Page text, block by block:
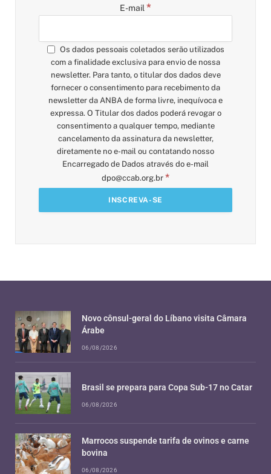
E-mail *
Os dados pessoais coletados serão utilizados
com a finalidade exclusiva para envio de nossa
newsletter. Para tanto, o titular dos dados deve
fornecer o consentimento para recebimento da
newsletter da ANBA de forma livre, inequívoca e
expressa. O Titular dos dados poderá revogar o
consentimento a qualquer tempo, mediante
cancelamento da assinatura da newsletter,
diretamente no e-mail ou contatando nosso
Encarregado de Dados através do e-mail
dpo@ccab.org.br *
Novo cônsul-geral do Líbano visita Câmara
Árabe
06/08/2026
Brasil se prepara para Copa Sub-17 no Catar
06/08/2026
Marrocos suspende tarifa de ovinos e carne
bovina
06/08/2026